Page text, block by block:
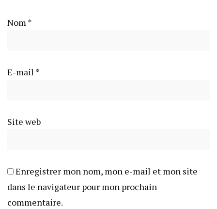
Nom *
E-mail *
Site web
Enregistrer mon nom, mon e-mail et mon site
dans le navigateur pour mon prochain
commentaire.